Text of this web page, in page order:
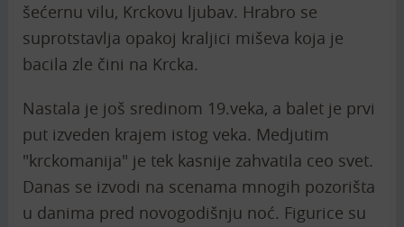
šećernu vilu, Krckovu ljubav. Hrabro se
suprotstavlja opakoj kraljici miševa koja je
bacila zle čini na Krcka.
Nastala je još sredinom 19.veka, a balet je prvi
put izveden krajem istog veka. Medjutim
"krckomanija" je tek kasnije zahvatila ceo svet.
Danas se izvodi na scenama mnogih pozorišta
u danima pred novogodišnju noć. Figurice su